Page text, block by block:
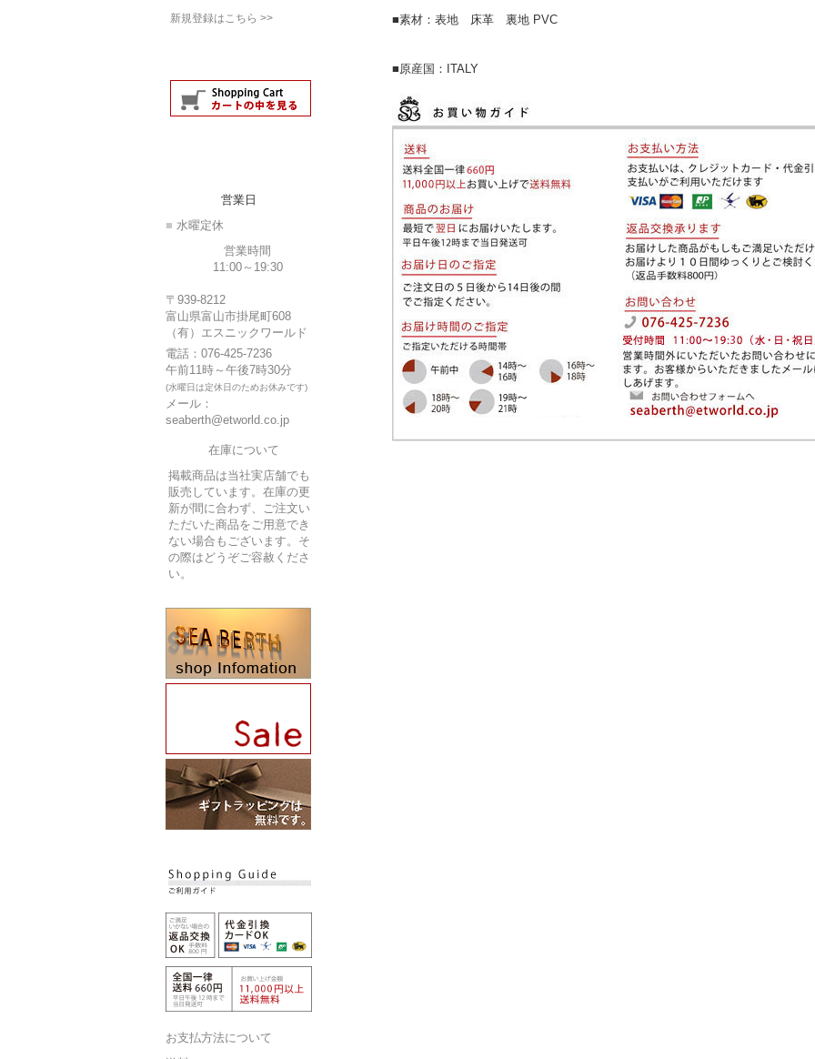
新規登録はこちら >>
営業日
■ 水曜定休
営業時間
11:00～19:30
〒939-8212
富山県富山市掛尾町608
（有）エスニックワールド
電話：076-425-7236
午前11時～午後7時30分
(水曜日は定休日のためお休みです)
メール：
seaberth@etworld.co.jp
在庫について
掲載商品は当社実店舗でも
販売しています。在庫の更
新が間に合わず、ご注文い
ただいた商品をご用意でき
ない場合もございます。そ
の際はどうぞご容赦くださ
い。
お支払方法について
■素材：表地 床革 裏地 PVC
■原産国：ITALY